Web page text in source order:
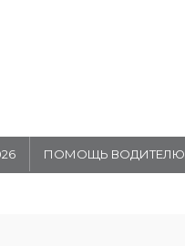
ПОМОЩЬ ВОДИТЕЛЮ